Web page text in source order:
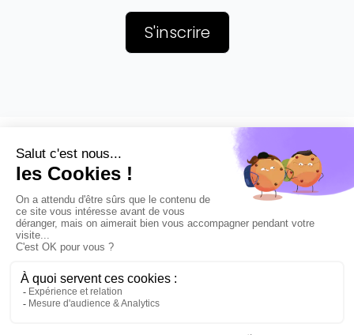
Markopolo
Mentions
CGU/CGV
Cookies
besoin
Devenir expert